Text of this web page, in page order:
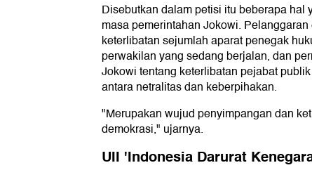
Disebutkan dalam petisi itu beberapa hal
masa pemerintahan Jokowi.
keterlibatan sejumlah aparat penegak
perwakilan yang sedang berjalan, dan
Jokowi tentang keterlibatan pejabat
antara netralitas dan keberpihakan.
"Merupakan wujud penyimpangan dan
demokrasi," ujarnya.
UII 'Indonesia Darurat